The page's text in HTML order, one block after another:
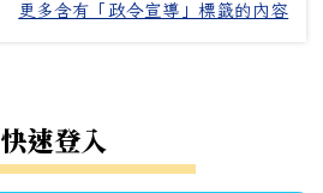
更多含有「政令宣導」標籤的內容
快速登入